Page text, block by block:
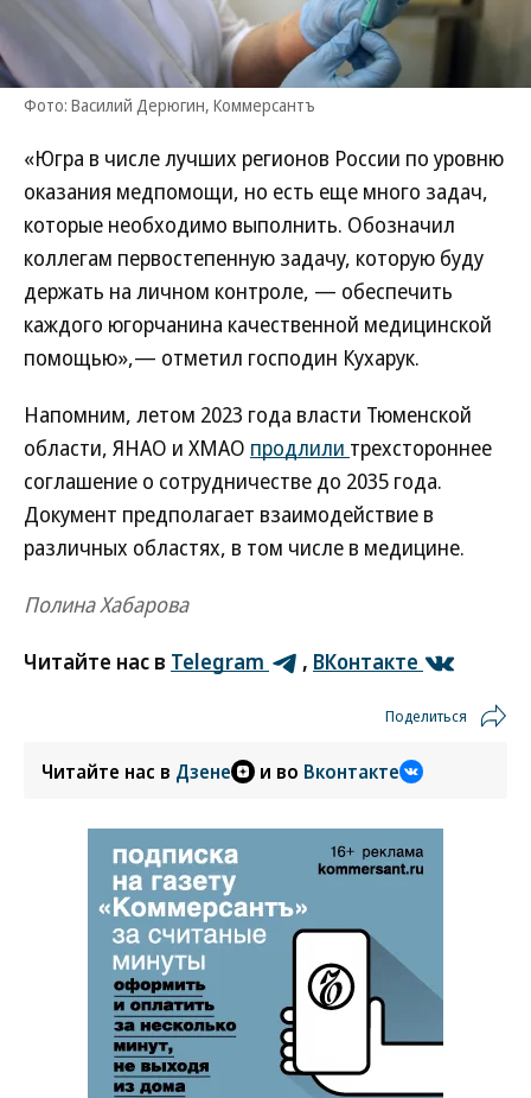
Фото: Василий Дерюгин, Коммерсантъ
«Югра в числе лучших регионов России по уровню
оказания медпомощи, но есть еще много задач,
которые необходимо выполнить. Обозначил
коллегам первостепенную задачу, которую буду
держать на личном контроле, — обеспечить
каждого югорчанина качественной медицинской
помощью»,— отметил господин Кухарук.
Напомним, летом 2023 года власти Тюменской
области, ЯНАО и ХМАО продлили трехстороннее
соглашение о сотрудничестве до 2035 года.
Документ предполагает взаимодействие в
различных областях, в том числе в медицине.
Полина Хабарова
Читайте нас в Telegram , ВКонтакте
Поделиться
Читайте нас в Дзене и во Вконтакте